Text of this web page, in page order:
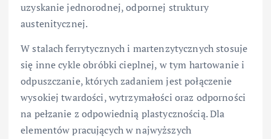
uzyskanie jednorodnej, odpornej struktury
austenitycznej.
W stalach ferrytycznych i martenzytycznych stosuje
się inne cykle obróbki cieplnej, w tym hartowanie i
odpuszczanie, których zadaniem jest połączenie
wysokiej twardości, wytrzymałości oraz odporności
na pełzanie z odpowiednią plastycznością. Dla
elementów pracujących w najwyższych